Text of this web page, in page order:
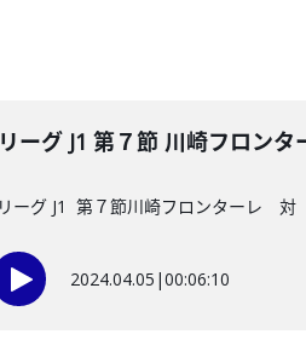
リーグ J1 第７節 川崎フロン
ーグ J1 第７節川崎フロンターレ
2024.04.05 |00:06:10